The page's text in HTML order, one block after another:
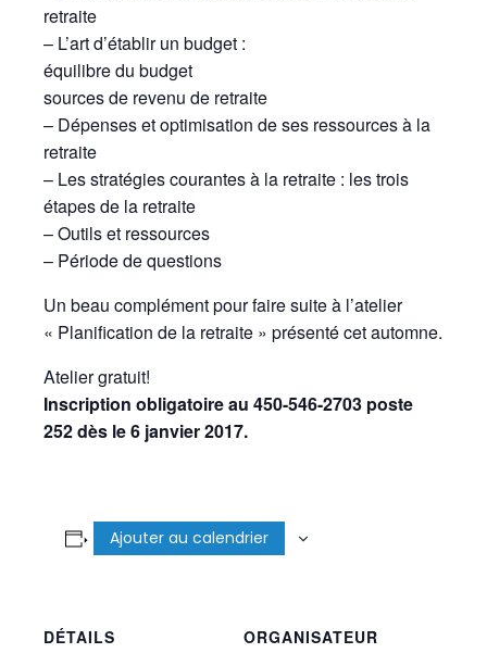
retraite
– L’art d’établir un budget :
équilibre du budget
sources de revenu de retraite
– Dépenses et optimisation de ses ressources à la
retraite
– Les stratégies courantes à la retraite : les trois
étapes de la retraite
– Outils et ressources
– Période de questions
Un beau complément pour faire suite à l’atelier
« Planification de la retraite » présenté cet automne.
Atelier gratuit!
Inscription obligatoire au 450-546-2703 poste
252 dès le 6 janvier 2017.
Ajouter au calendrier
DÉTAILS
ORGANISATEUR